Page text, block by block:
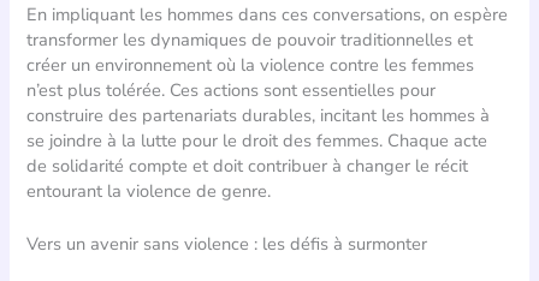
En impliquant les hommes dans ces conversations, on espère
transformer les dynamiques de pouvoir traditionnelles et
créer un environnement où la violence contre les femmes
n’est plus tolérée. Ces actions sont essentielles pour
construire des partenariats durables, incitant les hommes à
se joindre à la lutte pour le droit des femmes. Chaque acte
de solidarité compte et doit contribuer à changer le récit
entourant la violence de genre.
Vers un avenir sans violence : les défis à surmonter